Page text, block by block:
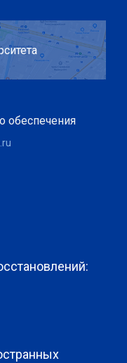
обеспечения